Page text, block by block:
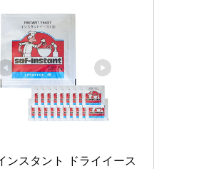
ンスタント ドライイース